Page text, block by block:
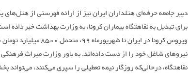
دبیر جامعه حرفه‌ای هتلداران ایران نیز از ارائه فهرستی از
برای تبدیل به نقاهتگاه بیماران کرونا، به وزارت بهداشت خبر
ویروس کرونا در ایران تا
نیروهای شاغل خود را از دست داده‌اند. به باور وزارت میراث
نقاهتگاه، درحالی‌که روزگار نیمه تعطیلی را سپری می‌کنند، می‌تواند